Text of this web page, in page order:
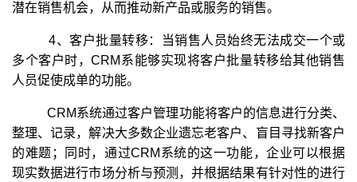
潜在销售机会，从而推动新产品或服务的销售。
4、客户批量转移：当销售人员始终无法成交一个或
多个客户时，CRM系能够实现将客户批量转移给其他销售
人员促使成单的功能。
CRM系统通过客户管理功能将客户的信息进行分类、
整理、记录，解决大多数企业遗忘老客户、盲目寻找新客户
的难题；同时，通过CRM系统的这一功能，企业可以根据
现实数据进行市场分析与预测，并根据结果有针对性的进行